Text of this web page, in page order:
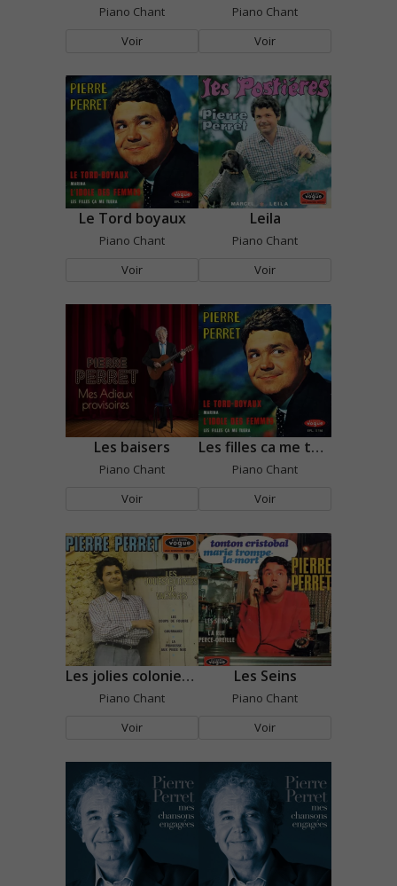
Piano Chant
Voir
Piano Chant
Voir
Le Tord boyaux
Piano Chant
Voir
Leila
Piano Chant
Voir
Les baisers
Piano Chant
Voir
Les filles ca me tuera
Piano Chant
Voir
Les jolies colonies de vacances
Piano Chant
Voir
Les Seins
Piano Chant
Voir